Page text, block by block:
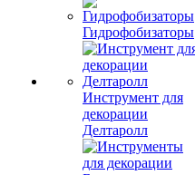
Гидрофобизаторы
Инструмент для
декорации
Делтаролл